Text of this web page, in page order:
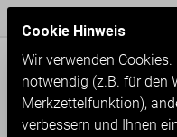
Cookie Hinweis
Wir verwenden
notwendig (z.B. für den
Merkzettelfunktion),
verbessern und Ihnen